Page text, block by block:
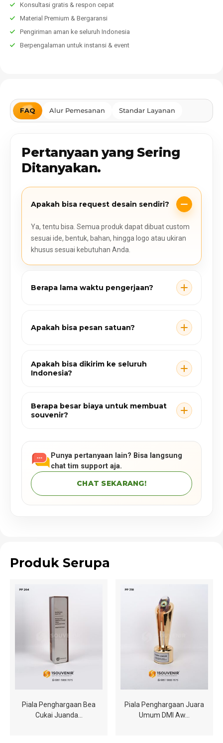
Konsultasi gratis & respon cepat
Material Premium & Bergaransi
Pengiriman aman ke seluruh Indonesia
Berpengalaman untuk instansi & event
FAQ Alur Pemesanan Standar Layanan
Pertanyaan yang Sering
Ditanyakan.
Apakah bisa request desain sendiri?
Ya, tentu bisa. Semua produk dapat dibuat custom
sesuai ide, bentuk, bahan, hingga logo atau ukiran
khusus sesuai kebutuhan Anda.
Berapa lama waktu pengerjaan?
Apakah bisa pesan satuan?
Apakah bisa dikirim ke seluruh
Indonesia?
Berapa besar biaya untuk membuat
souvenir?
Punya pertanyaan lain? Bisa langsung
chat tim support aja.
CHAT SEKARANG!
Produk Serupa
Piala Penghargaan Bea
Cukai Juanda…
Piala Penghargaan Juara
Umum DMI Aw…